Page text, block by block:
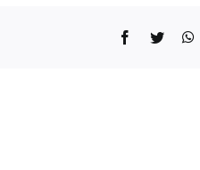
Facebook
Twitter